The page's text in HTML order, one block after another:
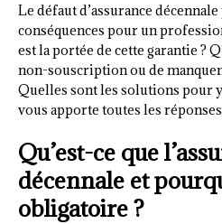
Le défaut d’assurance
conséquences pour un
est la portée de cette garantie ?
non-souscription ou de
Quelles sont les solutions pour
vous apporte toutes les
Qu’est-ce que
décennale et
obligatoire ?